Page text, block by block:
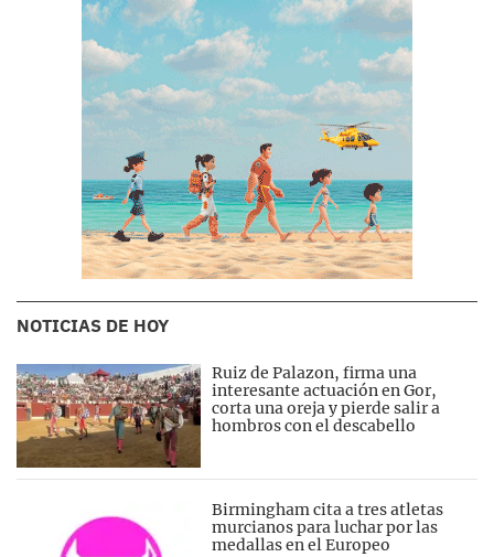
NOTICIAS DE HOY
Ruiz de Palazon, firma una
interesante actuación en Gor,
corta una oreja y pierde salir a
hombros con el descabello
Birmingham cita a tres atletas
murcianos para luchar por las
medallas en el Europeo